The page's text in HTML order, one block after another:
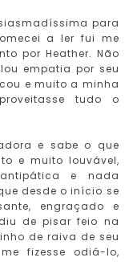
para
a ler fui me
por Heather. Não
empatia por seu
e muito a minha
tudo o
e sabe o que
e muito louvável,
e nada
desde o início se
engraçado e
de pisar feio na
de raiva de seu
fizesse odiá-lo,